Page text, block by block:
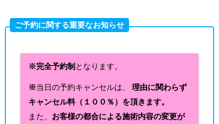
ご予約に関する重要なお知らせ
※完全予約制 となります。
※当日の予約キャンセルは、 理由に関わらず
キャンセル料（１００％）を頂きます。
また、 お客様の都合による施術内容の変更が